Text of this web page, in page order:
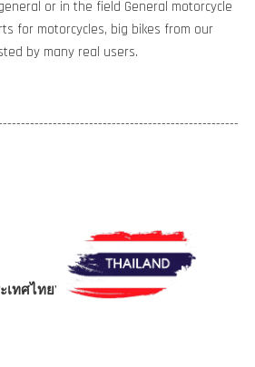
or in the field General motorcycle
for motorcycles, big bikes from our
by many real users.
เทศไทย'